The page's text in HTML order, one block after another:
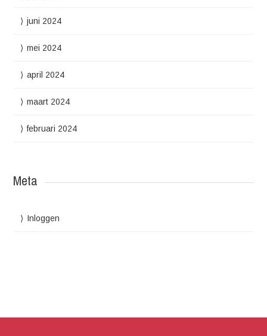
juni 2024
mei 2024
april 2024
maart 2024
februari 2024
Meta
Inloggen